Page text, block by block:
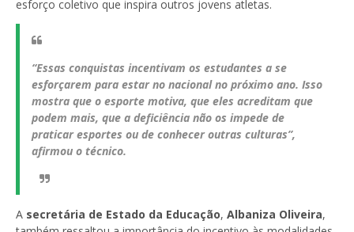
esforço coletivo que inspira outros jovens atletas.
“Essas conquistas incentivam os estudantes a se
esforçarem para estar no nacional no próximo ano. Isso
mostra que o esporte motiva, que eles acreditam que
podem mais, que a deficiência não os impede de
praticar esportes ou de conhecer outras culturas”,
afirmou o técnico.
A secretária de Estado da Educação, Albaniza Oliveira,